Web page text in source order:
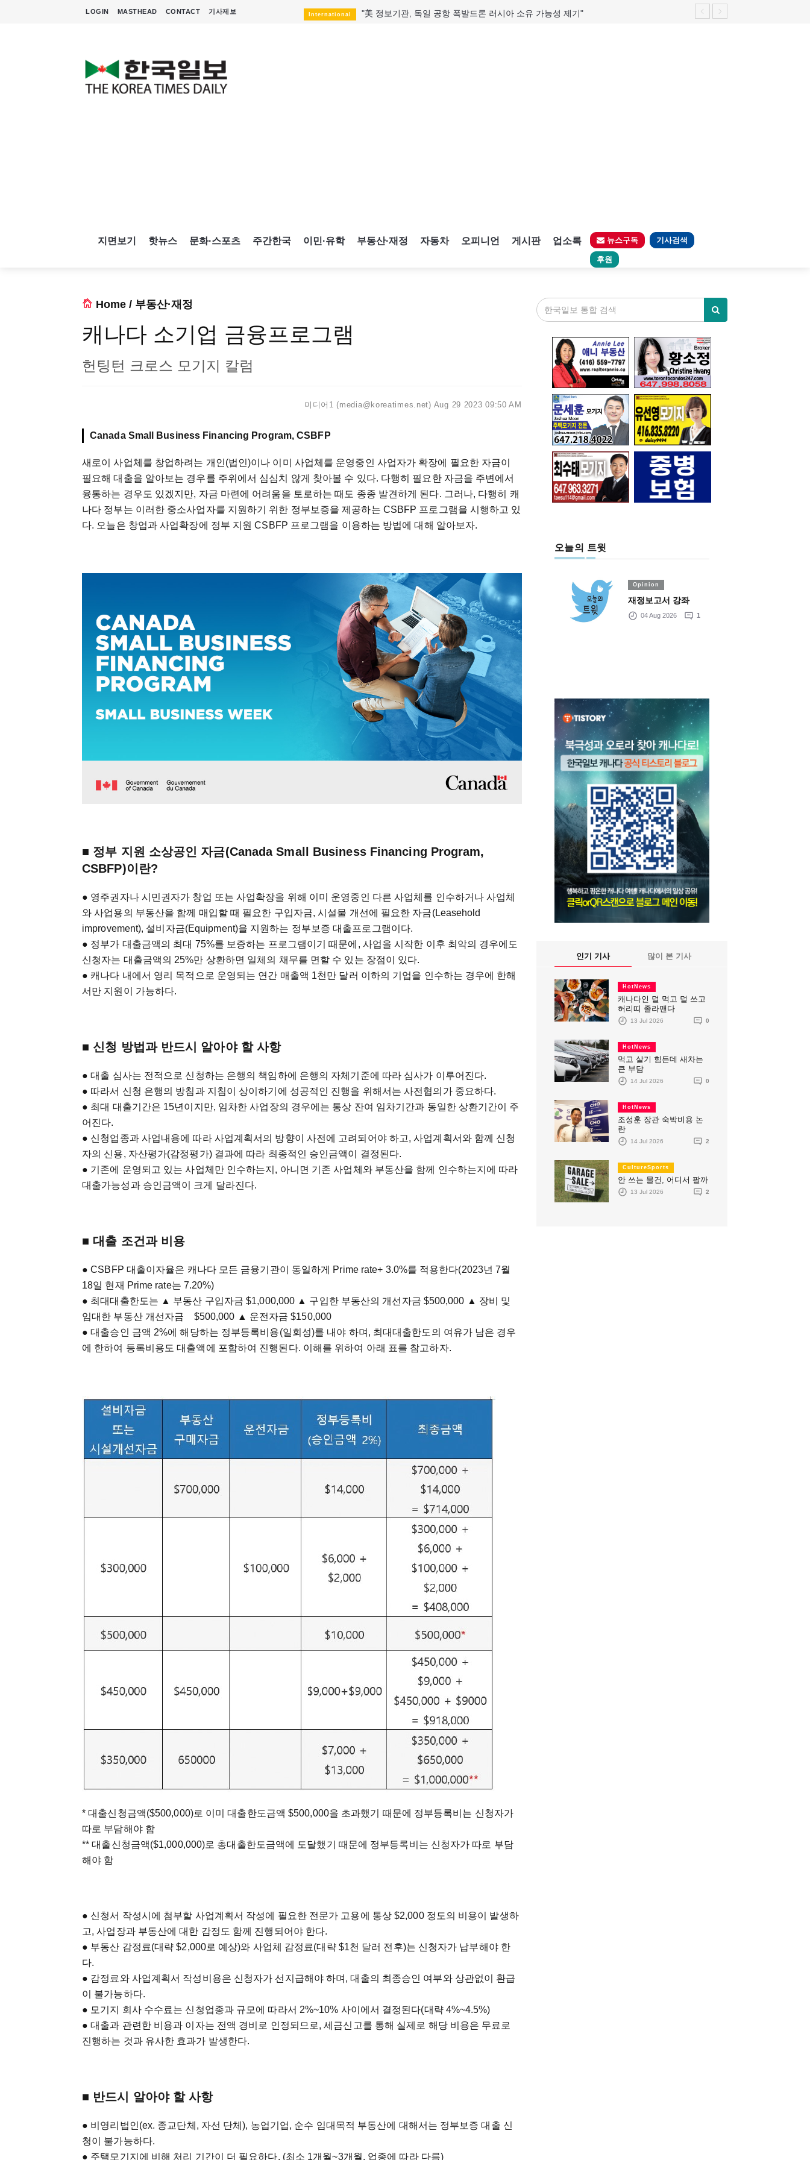
LOGIN MASTHEAD CONTACT 기사제보 International "美 정보기관, 독일 공항 폭발드론 러시아 소유 가능성 제기"
지면보기 핫뉴스 문화·스포츠 주간한국 이민·유학 부동산·재정 자동차 오피니언 게시판 업소록 뉴스구독 기사검색
후원
Home / 부동산·재정
캐나다 소기업 금융프로그램
헌팅턴 크로스 모기지 칼럼
미디어1 (media@koreatimes.net) Aug 29 2023 09:50 AM
Canada Small Business Financing Program, CSBFP
새로이 사업체를 창업하려는 개인(법인)이나 이미 사업체를 운영중인 사업자가 확장에 필요한 자금이
필요해 대출을 알아보는 경우를 주위에서 심심치 않게 찾아볼 수 있다. 다행히 필요한 자금을 주변에서
융통하는 경우도 있겠지만, 자금 마련에 어려움을 토로하는 때도 종종 발견하게 된다. 그러나, 다행히 캐
나다 정부는 이러한 중소사업자를 지원하기 위한 정부보증을 제공하는 CSBFP 프로그램을 시행하고 있
다. 오늘은 창업과 사업확장에 정부 지원 CSBFP 프로그램을 이용하는 방법에 대해 알아보자.
■ 정부 지원 소상공인 자금(Canada Small Business Financing Program,
CSBFP)이란?
● 영주권자나 시민권자가 창업 또는 사업확장을 위해 이미 운영중인 다른 사업체를 인수하거나 사업체
와 사업용의 부동산을 함께 매입할 때 필요한 구입자금, 시설물 개선에 필요한 자금(Leasehold
improvement), 설비자금(Equipment)을 지원하는 정부보증 대출프로그램이다.
● 정부가 대출금액의 최대 75%를 보증하는 프로그램이기 때문에, 사업을 시작한 이후 최악의 경우에도
신청자는 대출금액의 25%만 상환하면 일체의 채무를 면할 수 있는 장점이 있다.
● 캐나다 내에서 영리 목적으로 운영되는 연간 매출액 1천만 달러 이하의 기업을 인수하는 경우에 한해
서만 지원이 가능하다.
■ 신청 방법과 반드시 알아야 할 사항
● 대출 심사는 전적으로 신청하는 은행의 책임하에 은행의 자체기준에 따라 심사가 이루어진다.
● 따라서 신청 은행의 방침과 지침이 상이하기에 성공적인 진행을 위해서는 사전협의가 중요하다.
● 최대 대출기간은 15년이지만, 임차한 사업장의 경우에는 통상 잔여 임차기간과 동일한 상환기간이 주
어진다.
● 신청업종과 사업내용에 따라 사업계획서의 방향이 사전에 고려되어야 하고, 사업계획서와 함께 신청
자의 신용, 자산평가(감정평가) 결과에 따라 최종적인 승인금액이 결정된다.
● 기존에 운영되고 있는 사업체만 인수하는지, 아니면 기존 사업체와 부동산을 함께 인수하는지에 따라
대출가능성과 승인금액이 크게 달라진다.
■ 대출 조건과 비용
● CSBFP 대출이자율은 캐나다 모든 금융기관이 동일하게 Prime rate+ 3.0%를 적용한다(2023년 7월
18일 현재 Prime rate는 7.20%)
● 최대대출한도는 ▲ 부동산 구입자금 $1,000,000 ▲ 구입한 부동산의 개선자금 $500,000 ▲ 장비 및
임대한 부동산 개선자금 $500,000 ▲ 운전자금 $150,000
● 대출승인 금액 2%에 해당하는 정부등록비용(일회성)를 내야 하며, 최대대출한도의 여유가 남은 경우
에 한하여 등록비용도 대출액에 포함하여 진행된다. 이해를 위하여 아래 표를 참고하자.
* 대출신청금액($500,000)로 이미 대출한도금액 $500,000을 초과했기 때문에 정부등록비는 신청자가
따로 부담해야 함
** 대출신청금액($1,000,000)로 총대출한도금액에 도달했기 때문에 정부등록비는 신청자가 따로 부담
해야 함
● 신청서 작성시에 첨부할 사업계획서 작성에 필요한 전문가 고용에 통상 $2,000 정도의 비용이 발생하
고, 사업장과 부동산에 대한 감정도 함께 진행되어야 한다.
● 부동산 감정료(대략 $2,000로 예상)와 사업체 감정료(대략 $1천 달러 전후)는 신청자가 납부해야 한
다.
● 감정료와 사업계획서 작성비용은 신청자가 선지급해야 하며, 대출의 최종승인 여부와 상관없이 환급
이 불가능하다.
● 모기지 회사 수수료는 신청업종과 규모에 따라서 2%~10% 사이에서 결정된다(대략 4%~4.5%)
● 대출과 관련한 비용과 이자는 전액 경비로 인정되므로, 세금신고를 통해 실제로 해당 비용은 무료로
진행하는 것과 유사한 효과가 발생한다.
■ 반드시 알아야 할 사항
● 비영리법인(ex. 종교단체, 자선 단체), 농업기업, 순수 임대목적 부동산에 대해서는 정부보증 대출 신
청이 불가능하다.
● 주택모기지에 비해 처리 기간이 더 필요하다. (최소 1개월~3개월, 업종에 따라 다름)
오늘의 트윗
Opinion
재정보고서 강좌
04 Aug 2026 1
인기 기사 많이 본 기사
HotNews
캐나다인 덜 먹고 덜 쓰고
허리띠 졸라맨다
13 Jul 2026 0
HotNews
먹고 살기 힘든데 새차는
큰 부담
14 Jul 2026 0
HotNews
조성훈 장관 숙박비용 논
란
14 Jul 2026 2
CultureSports
안 쓰는 물건, 어디서 팔까
13 Jul 2026 2